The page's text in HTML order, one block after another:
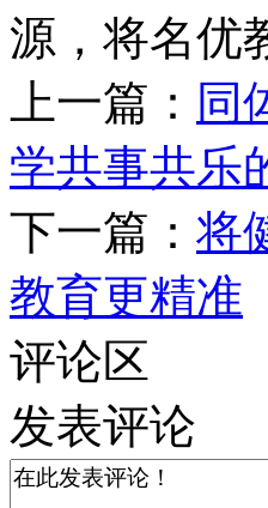
源，将名优
上一篇： 同
学共事共乐
下一篇： 将
教育更精准
评论区
发表评论